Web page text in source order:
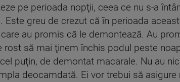
pe perioada nopţii, ceea ce nu s-a
greu de crezut că în perioada
au promis că le demontează. Au
rost să mai ţinem închis podul peste
puţin, de demontat macarale. Nu au
deocamdată. Ei vor trebui să